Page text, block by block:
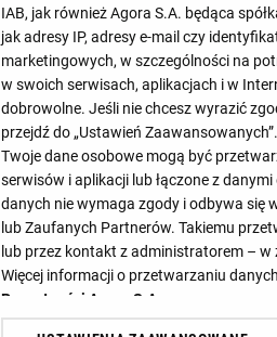
17' 31'31'
29'
SZCZEGÓŁY
IAB, jak również Agora S.A. będąca
jak adresy IP, adresy e-mail czy
marketingowych, w szczególności na
w swoich serwisach, aplikacjach i w
dobrowolne. Jeśli nie chcesz wyrazić
przejdź do „Ustawień Zaawansowanych”.
Twoje dane osobowe mogą być
serwisów i aplikacji lub łączone z
danych nie wymaga zgody i odbywa się
lub Zaufanych Partnerów. Takiemu
lub przez kontakt z administratorem –
Więcej informacji o przetwarzaniu
Prywatności Agora S.A.